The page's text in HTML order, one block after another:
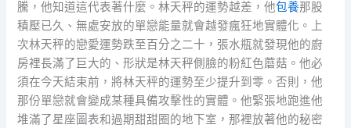
騰，他知道這代表著什麼。林天秤的運勢越差，他包養那股
積壓已久、無處安放的單戀能量就會越發瘋狂地實體化。上
次林天秤的戀愛運勢跌至百分之二十，張水瓶就發現他的廚
房裡長滿了巨大的、形狀是林天秤側臉的粉紅色蘑菇。他必
須在今天結束前，將林天秤的運勢至少提升到零。否則，他
那份單戀就會變成某種具備攻擊性的實體。他緊張地跑進他
堆滿了星座圖表和過期甜甜圈的地下室，那裡放著他的秘密